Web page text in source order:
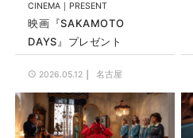
CINEMA PRESENT
映画『SAKAMOTO
DAYS』プレゼント
2026.05.12 名古屋